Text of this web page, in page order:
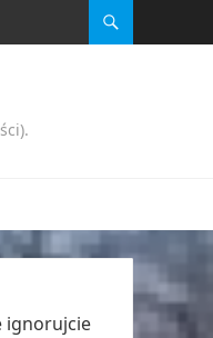
ignorujcie